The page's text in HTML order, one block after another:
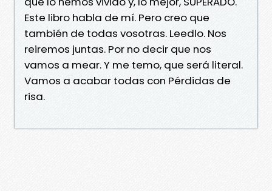
Este libro habla de mí. Pero creo que
también de todas vosotras. Leedlo. Nos
reiremos juntas. Por no decir que nos
vamos a mear. Y me temo, que será literal.
Vamos a acabar todas con Pérdidas de
risa.